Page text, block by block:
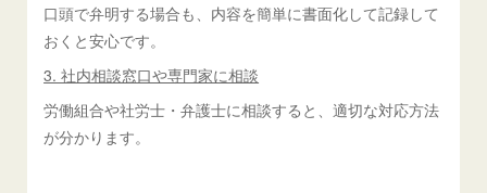
口頭で弁明する場合も、内容を簡単に書面化して記録して
おくと安心です。
3. 社内相談窓口や専門家に相談
労働組合や社労士・弁護士に相談すると、適切な対応方法
が分かります。